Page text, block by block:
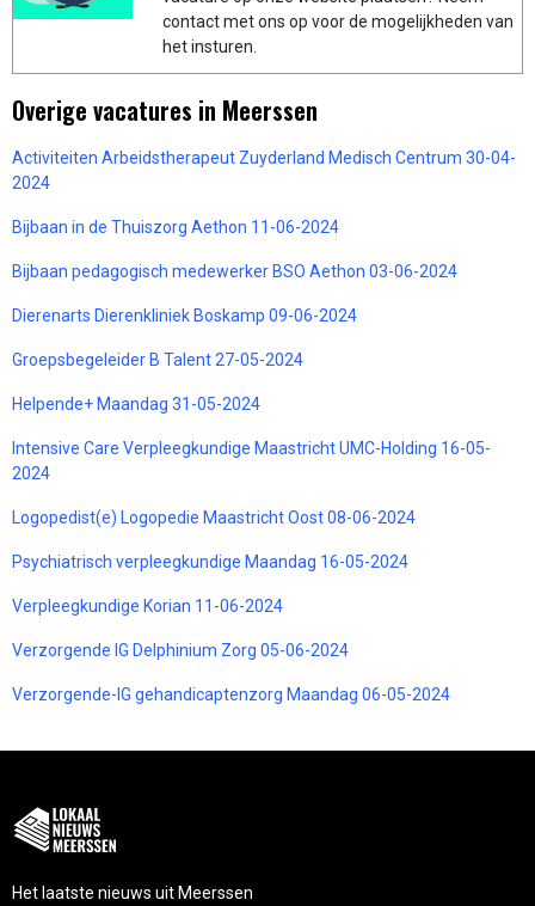
contact met ons op voor de mogelijkheden van
het insturen.
Overige vacatures in Meerssen
Activiteiten Arbeidstherapeut Zuyderland Medisch Centrum 30-04-
2024
Bijbaan in de Thuiszorg Aethon 11-06-2024
Bijbaan pedagogisch medewerker BSO Aethon 03-06-2024
Dierenarts Dierenkliniek Boskamp 09-06-2024
Groepsbegeleider B Talent 27-05-2024
Helpende+ Maandag 31-05-2024
Intensive Care Verpleegkundige Maastricht UMC-Holding 16-05-
2024
Logopedist(e) Logopedie Maastricht Oost 08-06-2024
Psychiatrisch verpleegkundige Maandag 16-05-2024
Verpleegkundige Korian 11-06-2024
Verzorgende IG Delphinium Zorg 05-06-2024
Verzorgende-IG gehandicaptenzorg Maandag 06-05-2024
Het laatste nieuws uit Meerssen